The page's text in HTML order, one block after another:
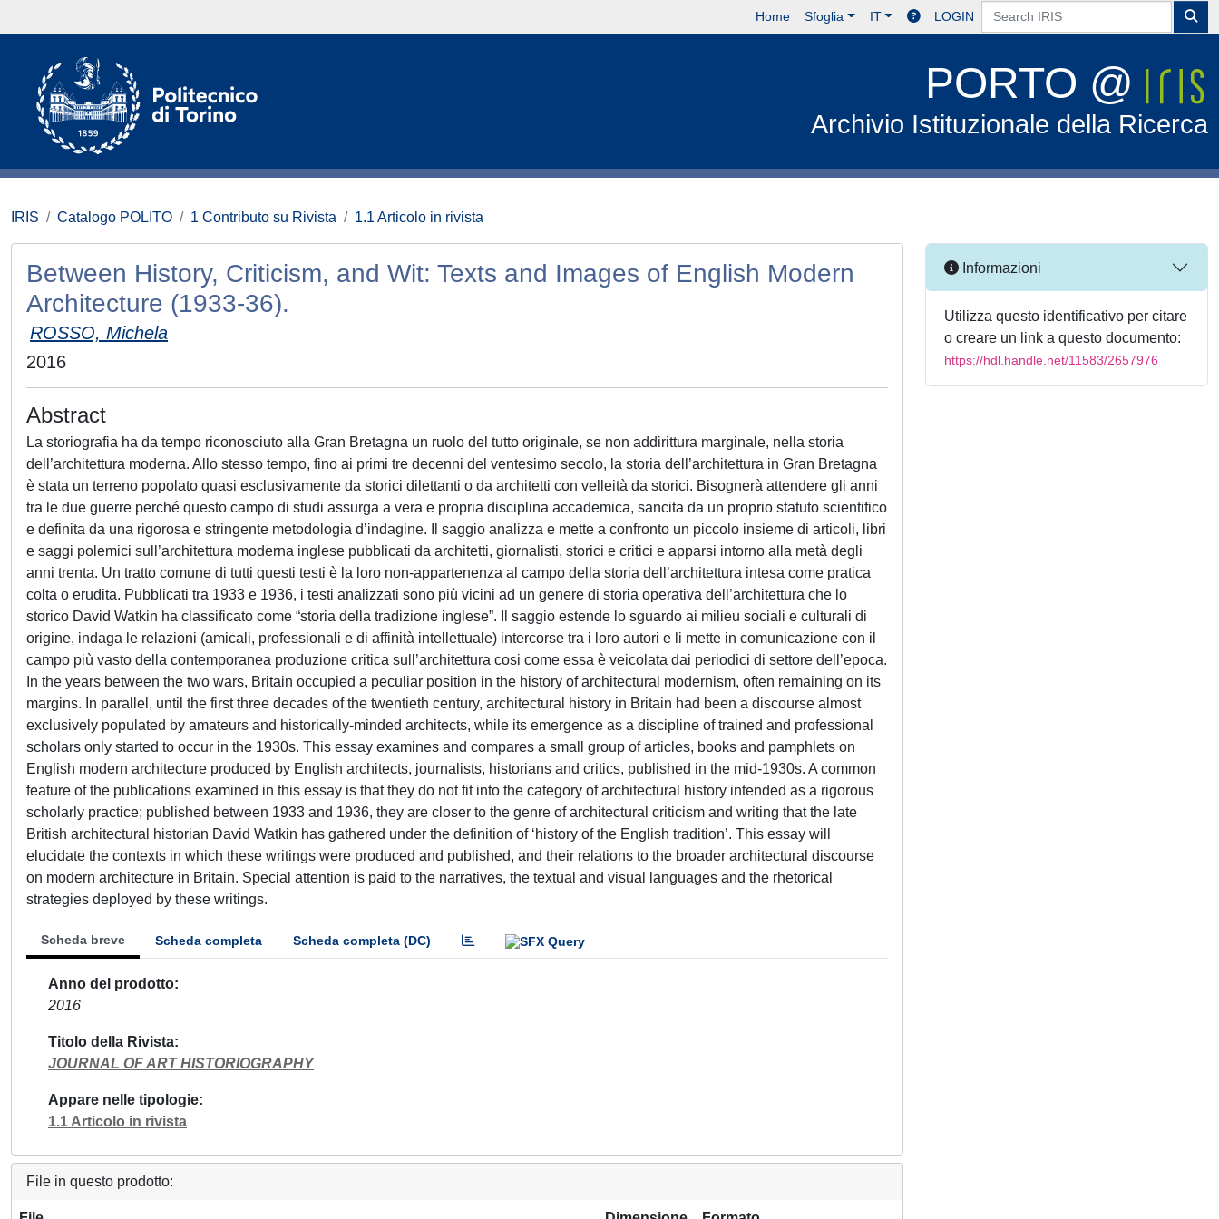
Home Sfoglia IT LOGIN
PORTO @
Archivio Istituzionale della Ricerca
IRIS Catalogo POLITO 1 Contributo su Rivista 1.1 Articolo in rivista
Between History, Criticism, and Wit: Texts and Images of English Modern
Architecture (1933-36).
ROSSO, Michela
2016
Abstract
La storiografia ha da tempo riconosciuto alla Gran Bretagna un ruolo del tutto originale, se non addirittura marginale, nella storia
dell’architettura moderna. Allo stesso tempo, fino ai primi tre decenni del ventesimo secolo, la storia dell’architettura in Gran Bretagna
è stata un terreno popolato quasi esclusivamente da storici dilettanti o da architetti con velleità da storici. Bisognerà attendere gli anni
tra le due guerre perché questo campo di studi assurga a vera e propria disciplina accademica, sancita da un proprio statuto scientifico
e definita da una rigorosa e stringente metodologia d’indagine. Il saggio analizza e mette a confronto un piccolo insieme di articoli, libri
e saggi polemici sull’architettura moderna inglese pubblicati da architetti, giornalisti, storici e critici e apparsi intorno alla metà degli
anni trenta. Un tratto comune di tutti questi testi è la loro non-appartenenza al campo della storia dell’architettura intesa come pratica
colta o erudita. Pubblicati tra 1933 e 1936, i testi analizzati sono più vicini ad un genere di storia operativa dell’architettura che lo
storico David Watkin ha classificato come “storia della tradizione inglese”. Il saggio estende lo sguardo ai milieu sociali e culturali di
origine, indaga le relazioni (amicali, professionali e di affinità intellettuale) intercorse tra i loro autori e li mette in comunicazione con il
campo più vasto della contemporanea produzione critica sull’architettura cosi come essa è veicolata dai periodici di settore dell’epoca.
In the years between the two wars, Britain occupied a peculiar position in the history of architectural modernism, often remaining on its
margins. In parallel, until the first three decades of the twentieth century, architectural history in Britain had been a discourse almost
exclusively populated by amateurs and historically-minded architects, while its emergence as a discipline of trained and professional
scholars only started to occur in the 1930s. This essay examines and compares a small group of articles, books and pamphlets on
English modern architecture produced by English architects, journalists, historians and critics, published in the mid-1930s. A common
feature of the publications examined in this essay is that they do not fit into the category of architectural history intended as a rigorous
scholarly practice; published between 1933 and 1936, they are closer to the genre of architectural criticism and writing that the late
British architectural historian David Watkin has gathered under the definition of ‘history of the English tradition’. This essay will
elucidate the contexts in which these writings were produced and published, and their relations to the broader architectural discourse
on modern architecture in Britain. Special attention is paid to the narratives, the textual and visual languages and the rhetorical
strategies deployed by these writings.
Scheda breve Scheda completa Scheda completa (DC)
Anno del prodotto
2016
Titolo della Rivista
JOURNAL OF ART HISTORIOGRAPHY
Appare nelle tipologie
1.1 Articolo in rivista
File in questo prodotto:
Informazioni
Utilizza questo identificativo per citare
o creare un link a questo documento:
https://hdl.handle.net/11583/2657976